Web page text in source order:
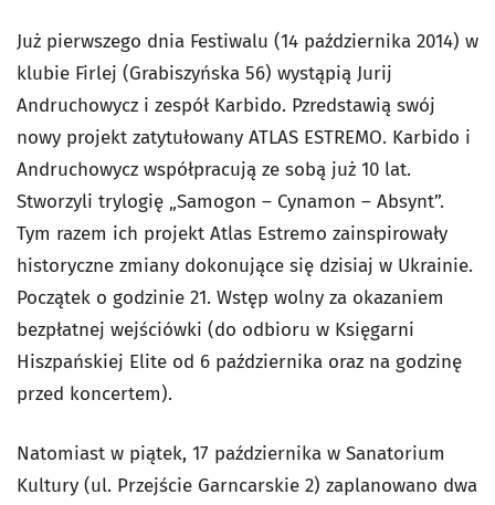
Już pierwszego dnia Festiwalu (14 października 2014) w
klubie Firlej (Grabiszyńska 56) wystąpią Jurij
Andruchowycz i zespół Karbido. Pzredstawią swój
nowy projekt zatytułowany ATLAS ESTREMO. Karbido i
Andruchowycz współpracują ze sobą już 10 lat.
Stworzyli trylogię „Samogon – Cynamon – Absynt”.
Tym razem ich projekt Atlas Estremo zainspirowały
historyczne zmiany dokonujące się dzisiaj w Ukrainie.
Początek o godzinie 21. Wstęp wolny za okazaniem
bezpłatnej wejściówki (do odbioru w Księgarni
Hiszpańskiej Elite od 6 października oraz na godzinę
przed koncertem).
Natomiast w piątek, 17 października w Sanatorium
Kultury (ul. Przejście Garncarskie 2) zaplanowano dwa